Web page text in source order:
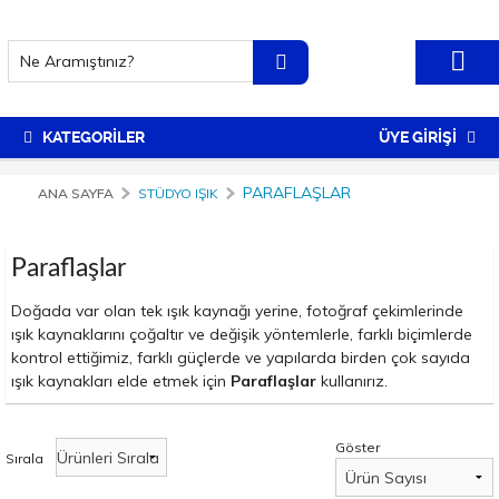
KATEGORİLER ÜYE GİRİŞİ
ANA SAYFA STÜDYO IŞIK PARAFLAŞLAR
Paraflaşlar
Doğada var olan tek ışık kaynağı yerine, fotoğraf çekimlerinde
ışık kaynaklarını çoğaltır ve değişik yöntemlerle, farklı biçimlerde
kontrol ettiğimiz, farklı güçlerde ve yapılarda birden çok sayıda
ışık kaynakları elde etmek için Paraflaşlar kullanırız.
Bunlar, fotoğraf kamerasına entegre olarak çalışan, fotoğraf
kondansatörler sayesinde yüksek voltajlarda enerji biriktirip,
önündeki flaş tüpü ile çakım sağlayan ışık kaynaklarıdır.
Sırala
Göster